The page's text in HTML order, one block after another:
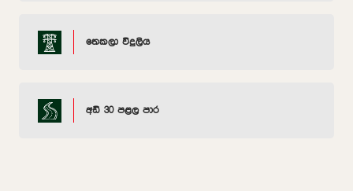
තෙකලා විදුලිය
අඩි 30 පළල පාර